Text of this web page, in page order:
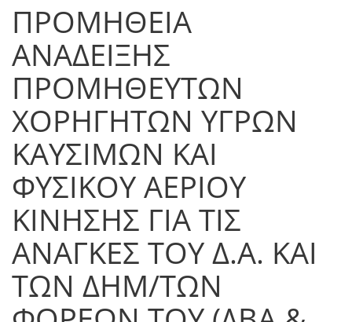
ΠΡΟΜΗΘΕΙΑ
ΑΝΑΔΕΙΞΗΣ
ΠΡΟΜΗΘΕΥΤΩΝ
ΧΟΡΗΓΗΤΩΝ ΥΓΡΩΝ
ΚΑΥΣΙΜΩΝ ΚΑΙ
ΦΥΣΙΚΟΥ ΑΕΡΙΟΥ
ΚΙΝΗΣΗΣ ΓΙΑ ΤΙΣ
ΑΝΑΓΚΕΣ ΤΟΥ Δ.Α. ΚΑΙ
ΤΩΝ ΔΗΜ/ΤΩΝ